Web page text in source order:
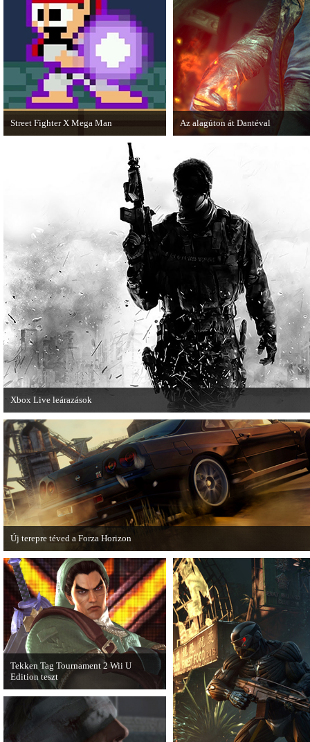
Street Fighter X Mega Man
A Capcom ismert karakterei ismét
összecsapnak - ingyenesen letölthető a
Az alagúton át Dantéval
Xbox Live leárazások
December 18-án az Xbox Live rendszerében is elkezdődnek a karácsonyi
akciózások.
Új terepre téved a Forza Horizon
Hamarosan megérkezik a Forza Horizon első nagyszabású kiegészítője, a Rally
Expansion Pack.
Tekken Tag Tournament 2 Wii U
Edition teszt
Az extrákkal felturbózott Tekken Tag
Tournament 2 a Wii U konzolon is
ütősre sikeredett.